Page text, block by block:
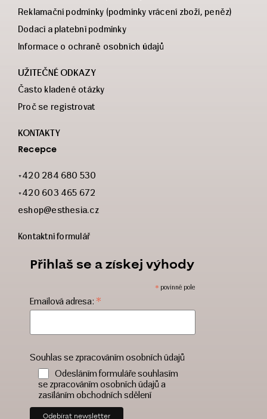
Reklamační podmínky (podmínky vrácení zboží, peněz)
Dodací a platební podmínky
Informace o ochraně osobních údajů
UŽITEČNÉ ODKAZY
Často kladené otázky
Proč se registrovat
KONTAKTY
Recepce
+420 284 680 530
+420 603 465 672
eshop@esthesia.cz
Kontaktní formulář
Přihlaš se a získej výhody
* povinné pole
Emailová adresa: *
Souhlas se zpracováním osobních údajů
Odesláním formuláře souhlasím
se zpracováním osobních údajů a
zasíláním obchodních sdělení